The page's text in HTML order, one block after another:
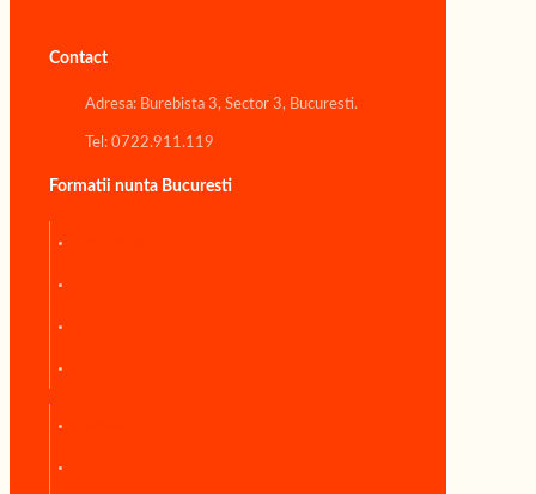
Contact
Adresa: Burebista 3, Sector 3, Bucuresti.
Tel: 0722.911.119
Formatii nunta Bucuresti